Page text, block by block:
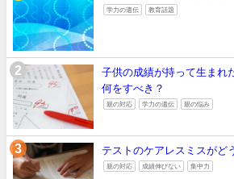
学力の遺伝 教育話題
子供の成績が持って生まれ
何をすべき？
親の対応 学力の遺伝 親の悩み
テストのケアレスミスがど
親の対応 成績伸びない 集中力